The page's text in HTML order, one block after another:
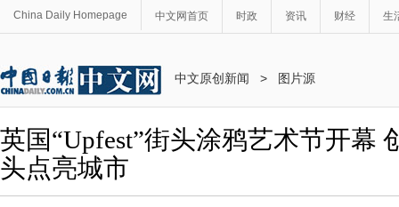
China Daily Homepage 中文网首页 时政 资讯 财经 生
中文原创新闻 > 图片源
英国“Upfest”街头涂鸦艺术节开幕
头点亮城市